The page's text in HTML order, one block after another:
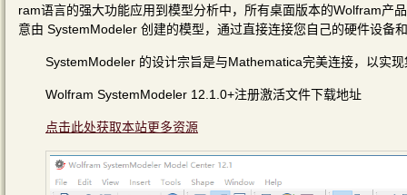
ram语言的强大功能应用到模型分析中，所有桌面版本的Wolfram产
意由 SystemModeler 创建的模型，通过直接连接您自己的硬件设备
SystemModeler 的设计宗旨是与Mathematica完美连接，以实
Wolfram SystemModeler 12.1.0+注册激活文件下载地址
点击此处获取本站更多资源